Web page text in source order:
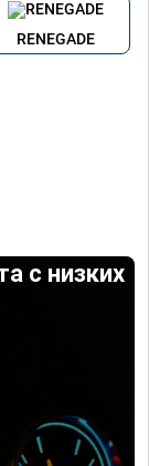
RENEGADE
с низких